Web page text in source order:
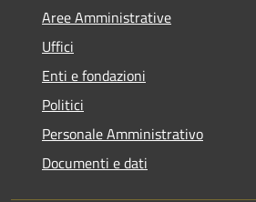
Aree Amministrative
Uffici
Enti e fondazioni
Politici
Personale Amministrativo
Documenti e dati